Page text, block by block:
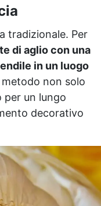
tradizionale. Per
di aglio con una
in un luogo
non solo
per un lungo
decorativo